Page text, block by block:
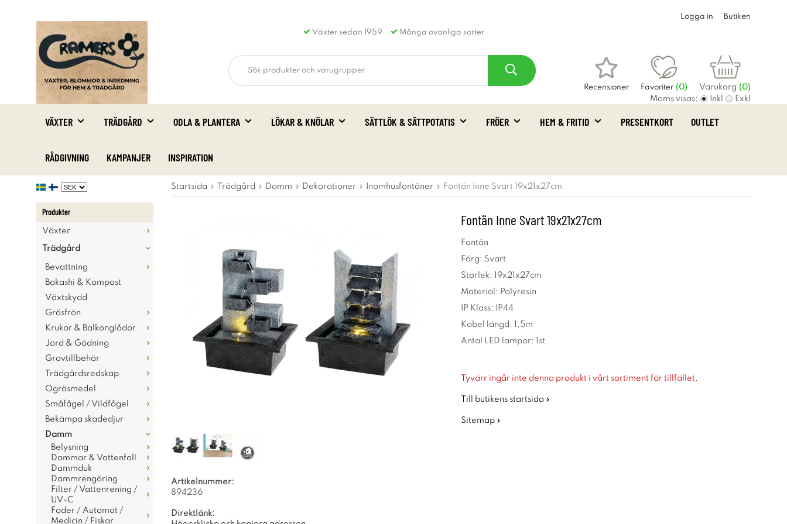
Växter sedan 1959 Många ovanliga sorter
Logga in Butiken
Recensioner Favoriter (0) Varukorg (0)
Moms visas: Inkl Exkl
VÄXTER TRÄDGÅRD ODLA & PLANTERA LÖKAR & KNÖLAR SÄTTLÖK & SÄTTPOTATIS FRÖER HEM & FRITID PRESENTKORT OUTLET
RÅDGIVNING KAMPANJER INSPIRATION
Produkter
Växter
Trädgård
Bevattning
Bokashi & Kompost
Växtskydd
Gräsfrön
Krukor & Balkonglådor
Jord & Gödning
Gravtillbehör
Trädgårdsredskap
Ogräsmedel
Småfågel / Vildfågel
Bekämpa skadedjur
Damm
Belysning
Dammar & Vattenfall
Dammduk
Dammrengöring
Filter / Vattenrening /
UV-C
Foder / Automat /
Medicin / Fiskar
Startsida Trädgård Damm Dekorationer Inomhusfontäner Fontän Inne Svart 19x21x27cm
Fontän Inne Svart 19x21x27cm
Fontän
Färg: Svart
Storlek: 19x21x27cm
Material: Polyresin
IP Klass: IP44
Kabel längd: 1,5m
Antal LED lampor: 1st
Tyvärr ingår inte denna produkt i vårt sortiment för tillfället.
Till butikens startsida »
Sitemap »
Artikelnummer:
894236
Direktlänk: